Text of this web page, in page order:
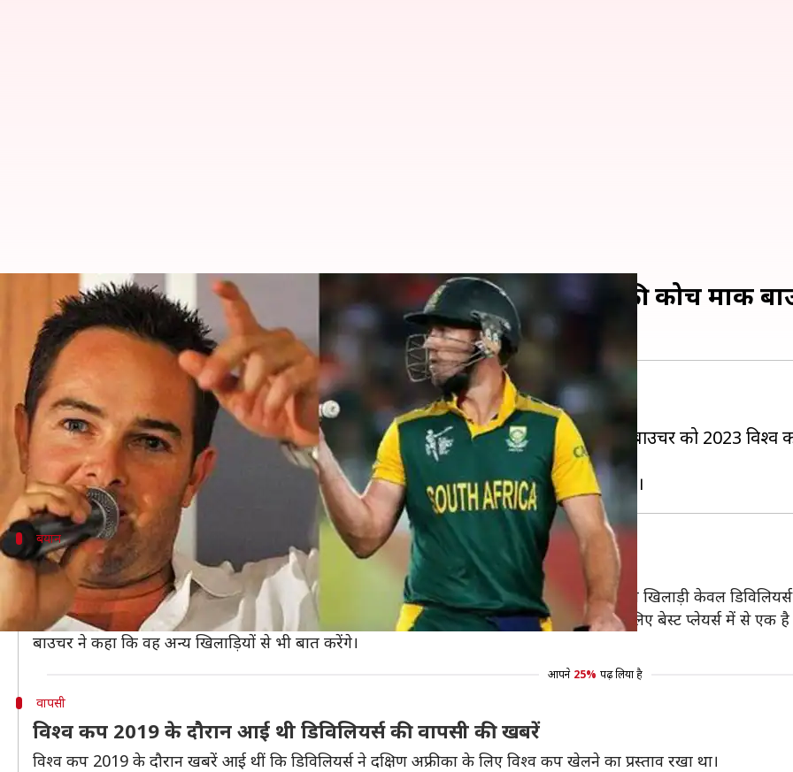
डिविलियर्स से संन्यास से वापसी के लिए बात करेंगे दक्षिण अफ्रीकी कोच मार्क
लेखन Neeraj Pandey Dec 15, 2019 06:02 pm
क्या है खबर?
लगातार खराब दौर से गुजर ही दक्षिण अफ्रीकी क्रिकेट में अब सुधार के संकेत दिखाई दे रहे हैं।
हाल ही में उन्होंने ग्रीम स्मिथ को क्रिकेट डॉयरेक्टर बनाने के अलावा पूर्व विकेटकीपर बल्लेबाज मार्क बाउचर को 2023
जैक्स कैलिस को बल्लेबाजी कोच बनाए जाने को लेकर बात चल रही है।
बयान
टी-20 विश्व कप में आप अपने बेस्ट प्लेयर्स के साथ जाना चाहेंगे- बाउचर
बाउचर और डिविलियर्स का रिश्ता काफी करीबी रहा है और उनका कहना है कि संन्यास से वापस आने वाले खिलाड़ी केवल डिविलियर्स
उन्होेंने कहा, "विश्व कप में आप अपने बेस्ट प्लेयर्स के साथ जाना चाहते हैं। यदि मुझे लगेगा कि वह हमारे लिए बेस्ट प्लेयर्स में से एक
बाउचर ने कहा कि वह अन्य खिलाड़ियों से भी बात करेंगे।
आपने 25% पढ़ लिया है
वापसी
विश्व कप 2019 के दौरान आई थी डिविलियर्स की वापसी की खबरें
विश्व कप 2019 के दौरान खबरें आई थीं कि डिविलियर्स ने दक्षिण अफ्रीका के लिए विश्व कप खेलने का प्रस्ताव रखा था।